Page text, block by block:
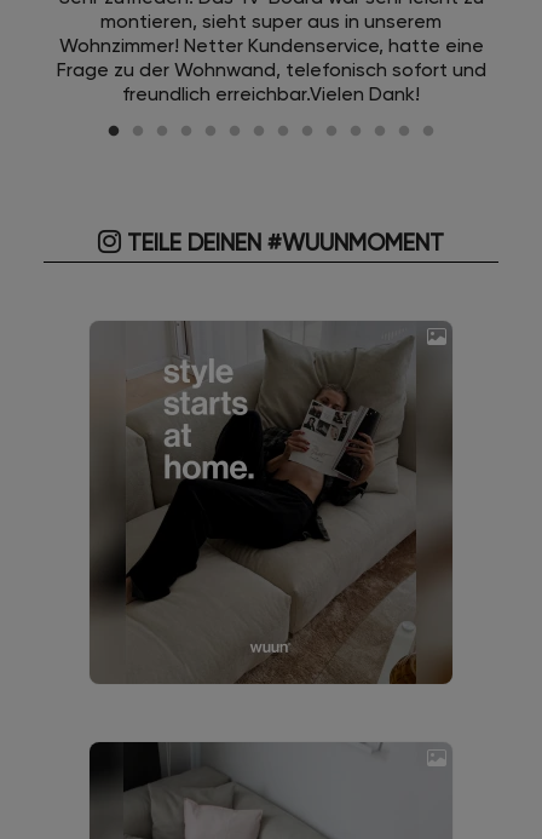
montieren, sieht super aus in unserem
Wohnzimmer! Netter Kundenservice, hatte eine
Frage zu der Wohnwand, telefonisch sofort und
freundlich erreichbar.Vielen Dank!
TEILE DEINEN #WUUNMOMENT